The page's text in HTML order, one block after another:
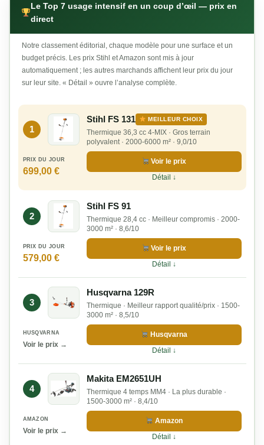
Le Top 7 usage intensif en un coup d’œil — prix en
direct
Notre classement éditorial, chaque modèle pour une surface et un
budget précis. Les prix Stihl et Amazon sont mis à jour
automatiquement ; les autres marchands affichent leur prix du jour
sur leur site. « Détail » ouvre l’analyse complète.
1
Stihl FS 131 MEILLEUR CHOIX
Thermique 36,3 cc 4-MIX · Gros terrain
polyvalent · 2000-6000 m² · 9,0/10
PRIX DU JOUR
699,00 €
Voir le prix
Détail ↓
2
Stihl FS 91
Thermique 28,4 cc · Meilleur compromis · 2000-
3000 m² · 8,6/10
PRIX DU JOUR
579,00 €
Voir le prix
Détail ↓
3
Husqvarna 129R
Thermique · Meilleur rapport qualité/prix · 1500-
3000 m² · 8,5/10
HUSQVARNA
Voir le prix →
Husqvarna
Détail ↓
4
Makita EM2651UH
Thermique 4 temps MM4 · La plus durable ·
1500-3000 m² · 8,4/10
AMAZON
Voir le prix →
Amazon
Détail ↓